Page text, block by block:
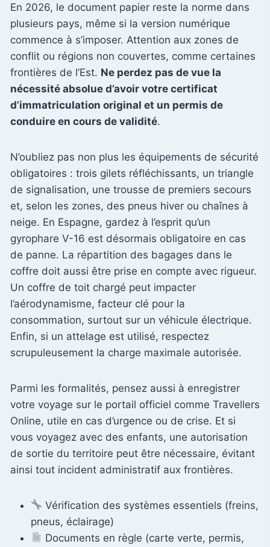
En 2026, le document papier reste la norme dans
plusieurs pays, même si la version numérique
commence à s’imposer. Attention aux zones de
conflit ou régions non couvertes, comme certaines
frontières de l’Est. Ne perdez pas de vue la
nécessité absolue d’avoir votre certificat
d’immatriculation original et un permis de
conduire en cours de validité.
N’oubliez pas non plus les équipements de sécurité
obligatoires : trois gilets réfléchissants, un triangle
de signalisation, une trousse de premiers secours
et, selon les zones, des pneus hiver ou chaînes à
neige. En Espagne, gardez à l’esprit qu’un
gyrophare V-16 est désormais obligatoire en cas
de panne. La répartition des bagages dans le
coffre doit aussi être prise en compte avec rigueur.
Un coffre de toit chargé peut impacter
l’aérodynamisme, facteur clé pour la
consommation, surtout sur un véhicule électrique.
Enfin, si un attelage est utilisé, respectez
scrupuleusement la charge maximale autorisée.
Parmi les formalités, pensez aussi à enregistrer
votre voyage sur le portail officiel comme Travellers
Online, utile en cas d’urgence ou de crise. Et si
vous voyagez avec des enfants, une autorisation
de sortie du territoire peut être nécessaire, évitant
ainsi tout incident administratif aux frontières.
Vérification des systèmes essentiels (freins,
pneus, éclairage)
Documents en règle (carte verte, permis,